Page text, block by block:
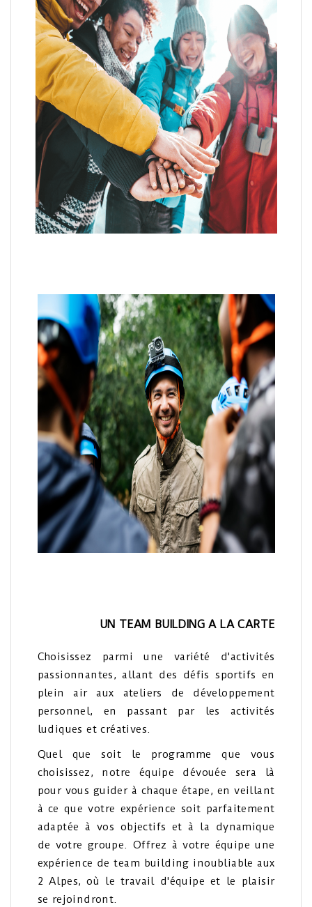
UN TEAM BUILDING A LA CARTE
Choisissez parmi une variété d'activités
passionnantes, allant des défis sportifs en
plein air aux ateliers de développement
personnel, en passant par les activités
ludiques et créatives.
Quel que soit le programme que vous
choisissez, notre équipe dévouée sera là
pour vous guider à chaque étape, en veillant
à ce que votre expérience soit parfaitement
adaptée à vos objectifs et à la dynamique
de votre groupe. Offrez à votre équipe une
expérience de team building inoubliable aux
2 Alpes, où le travail d'équipe et le plaisir
se rejoindront.